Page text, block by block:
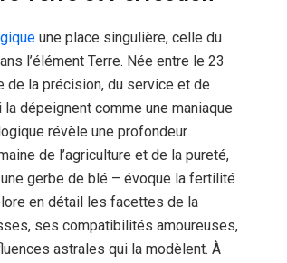
une place singulière, celle du
l’élément Terre. Née entre le 23
de la précision, du service et de
dépeignent comme une maniaque
révèle une profondeur
de l’agriculture et de la pureté,
gerbe de blé – évoque la fertilité
en détail les facettes de la
ses compatibilités amoureuses,
astrales qui la modèlent. À